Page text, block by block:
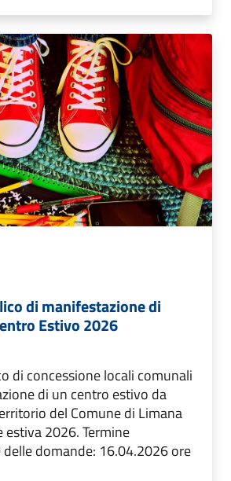
di manifestazione di
Estivo 2026
di concessione locali comunali
di un centro estivo da
del Comune di Limana
estiva 2026. Termine
domande: 16.04.2026 ore